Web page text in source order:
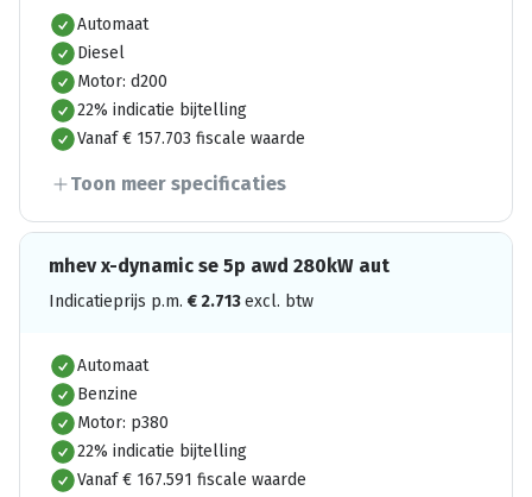
Automaat
Diesel
Motor: d200
22% indicatie bijtelling
Vanaf € 157.703 fiscale waarde
Toon meer specificaties
mhev x-dynamic se 5p awd 280kW aut
Indicatieprijs p.m. € 2.713excl. btw
Automaat
Benzine
Motor: p380
22% indicatie bijtelling
Vanaf € 167.591 fiscale waarde